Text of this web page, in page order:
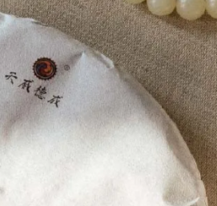
保山東部與臨滄北部茶菁為主。拚
與台地茶拚配。口感厚重者帶煙熏
時間跨度在2~3年的茶菁進行年份